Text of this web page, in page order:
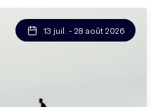
13 juil. - 28 août 2026